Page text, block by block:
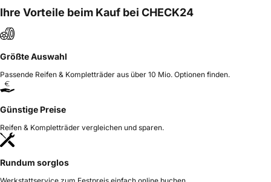
Ihre Vorteile beim Kauf bei CHECK24
Größte Auswahl
Passende Reifen & Kompletträder aus über 10 Mio. Optionen finden.
Günstige Preise
Reifen & Kompletträder vergleichen und sparen.
Rundum sorglos